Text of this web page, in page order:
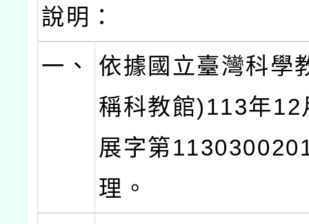
說明：
一、
依據國立臺灣科學
稱科教館)113年12
展字第
理。